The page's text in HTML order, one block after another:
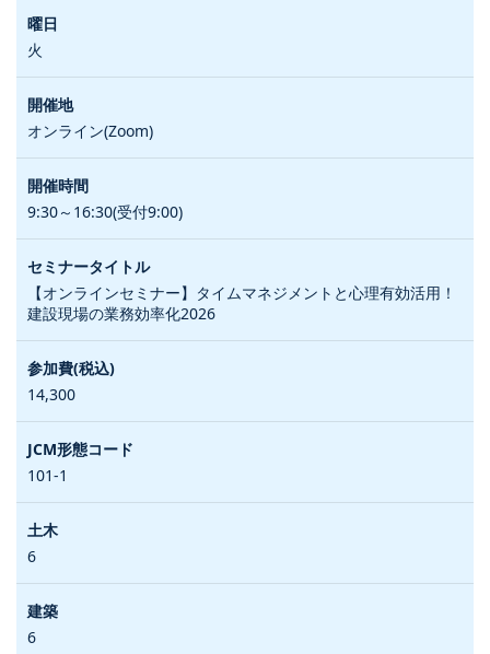
火
オンライン(Zoom)
9:30～16:30(受付9:00)
【オンラインセミナー】タイムマネジメントと心理有効活用！
建設現場の業務効率化2026
14,300
101-1
6
6